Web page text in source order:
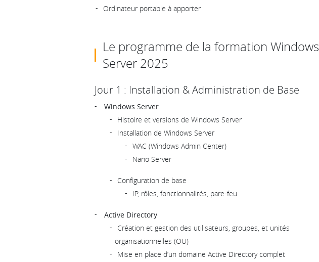
Ordinateur portable à apporter
Le programme de la formation Windows
Server 2025
Jour 1 : Installation & Administration de Base
Windows Server
Histoire et versions de Windows Server
Installation de Windows Server
WAC (Windows Admin Center)
Nano Server
Configuration de base
IP, rôles, fonctionnalités, pare-feu
Active Directory
Création et gestion des utilisateurs, groupes, et unités
organisationnelles (OU)
Mise en place d’un domaine Active Directory complet